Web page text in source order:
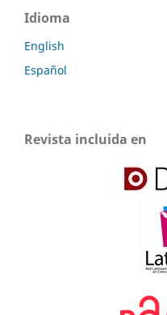
Idioma
English
Español
Revista incluida en